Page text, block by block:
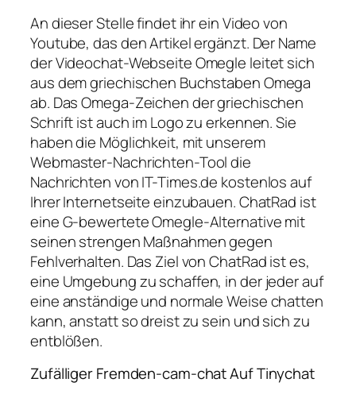
An dieser Stelle findet ihr ein Video von
Youtube, das den Artikel ergänzt. Der Name
der Videochat-Webseite Omegle leitet sich
aus dem griechischen Buchstaben Omega
ab. Das Omega-Zeichen der griechischen
Schrift ist auch im Logo zu erkennen. Sie
haben die Möglichkeit, mit unserem
Webmaster-Nachrichten-Tool die
Nachrichten von IT-Times.de kostenlos auf
Ihrer Internetseite einzubauen. ChatRad ist
eine G-bewertete Omegle-Alternative mit
seinen strengen Maßnahmen gegen
Fehlverhalten. Das Ziel von ChatRad ist es,
eine Umgebung zu schaffen, in der jeder auf
eine anständige und normale Weise chatten
kann, anstatt so dreist zu sein und sich zu
entblößen.
Zufälliger Fremden-cam-chat Auf Tinychat